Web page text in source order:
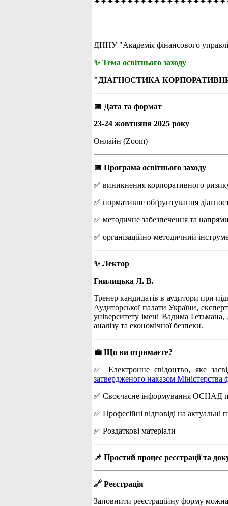
ДННУ "Академія фінансового
✨ Тема освітнього заходу
"ДІАГНОСТИКА
📅 Дата та формат
23-24 жовтняня 2025 року
Онлайн (Zoom)
📅 Програма освітнього заходу
✅ виникнення корпоративного
✅ нормативне обґрунтування
✅ методичне забезпечення та
✅ організаційно-методичний
✨ Лектор
Гнилицька Л. В.
Тренер кандидатів в аудитори при
Аудиторської палати України,
університету імені Вадима Гетьмана,
аналізу та економічної безпеки.
💼 Що ви отримаєте?
✅ Електронне свідоцтво, яке
затвердженого наказом
✅ Своєчасне інформування ОСНАД
✅ Професійні відповіді на актуальні
✅ Роздаткові матеріали
📌 Простий процес реєстрації та
🔗 Реєстрація
Заповнити реєстраційну форму